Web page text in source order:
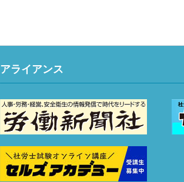
アライアンス